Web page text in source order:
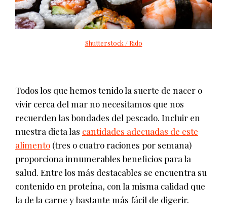
Shutterstock / Rido
Todos los que hemos tenido la suerte de nacer o
vivir cerca del mar no necesitamos que nos
recuerden las bondades del pescado. Incluir en
nuestra dieta las cantidades adecuadas de este
alimento (tres o cuatro raciones por semana)
proporciona innumerables beneficios para la
salud. Entre los más destacables se encuentra su
contenido en proteína, con la misma calidad que
la de la carne y bastante más fácil de digerir.